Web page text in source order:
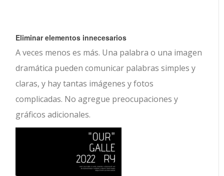
Eliminar elementos innecesarios
A veces menos es más. Una palabra o una imagen
dramática pueden comunicar palabras simples y
claras, y hay tantas imágenes y fotos
complicadas. No agregue preocupaciones y
gráficos adicionales.